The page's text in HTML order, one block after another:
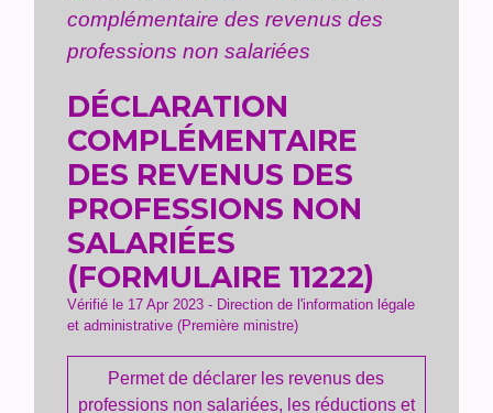
complémentaire des revenus des
professions non salariées
DÉCLARATION
COMPLÉMENTAIRE
DES REVENUS DES
PROFESSIONS NON
SALARIÉES
(FORMULAIRE 11222)
Vérifié le 17 Apr 2023 - Direction de l'information légale
et administrative (Première ministre)
Permet de déclarer les revenus des
professions non salariées, les réductions et